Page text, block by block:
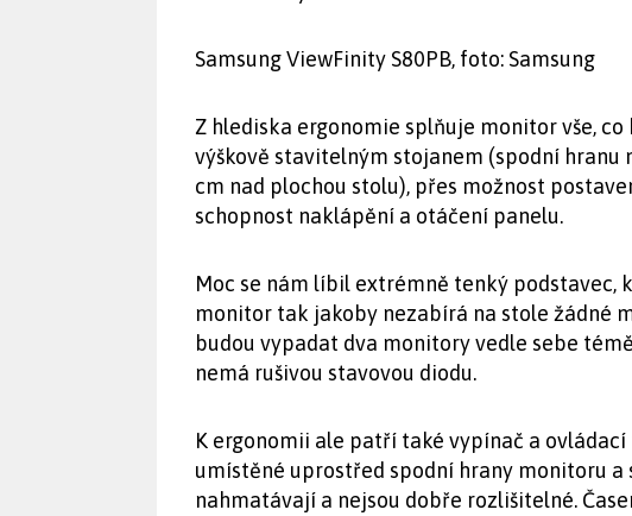
Samsung ViewFinity S80PB, foto: Samsung
Z hlediska ergonomie splňuje monitor vše,
výškově stavitelným stojanem (spodní hranu
cm nad plochou stolu), přes možnost
schopnost naklápění a otáčení panelu.
Moc se nám líbil extrémně tenký podstavec,
monitor tak jakoby nezabírá na stole žádné
budou vypadat dva monitory vedle sebe
nemá rušivou stavovou diodu.
K ergonomii ale patří také vypínač a
umístěné uprostřed spodní hrany monitoru a
nahmatávají a nejsou dobře rozlišitelné.